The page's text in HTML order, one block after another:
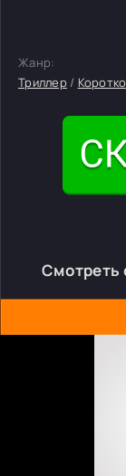
Жанр:
Триллер/
Смотреть